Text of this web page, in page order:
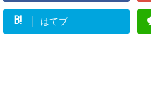
B! はてブ